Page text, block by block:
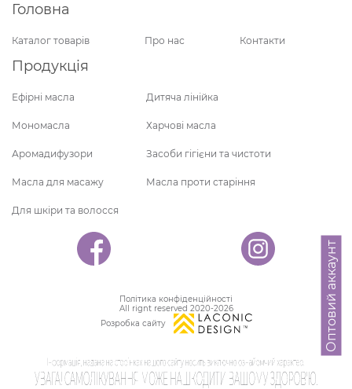
Оптовий аккаунт
Головна
Каталог товарів Про нас Контакти
Продукція
Ефірні масла
Мономасла
Аромадифузори
Масла для масажу
Для шкіри та волосся
Дитяча лінійка
Харчові масла
Засоби гігієни та чистоти
Масла проти старіння
Політика конфіденційності
All rignt reserved 2020-2026
Розробка сайту